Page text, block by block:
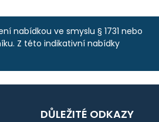
nabídkou ve smyslu § 1731 nebo
Z této indikativní nabídky
DŮLEŽITÉ ODKAZY